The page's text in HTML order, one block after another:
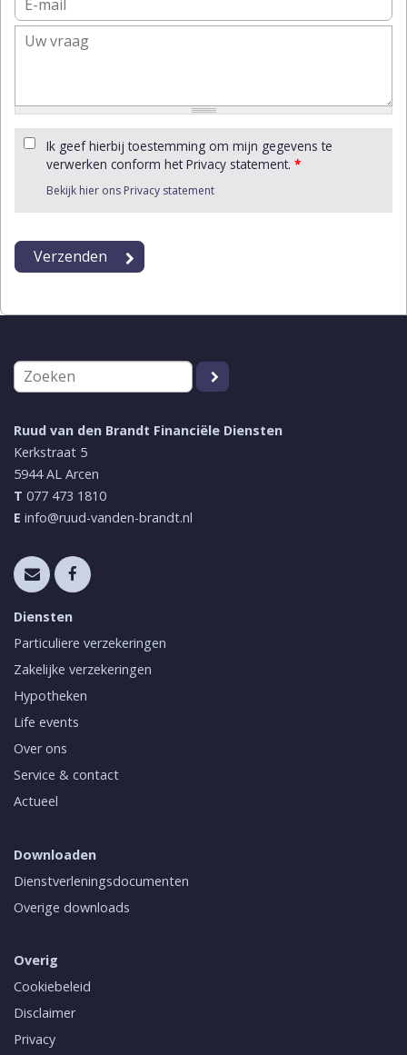
Ik geef hierbij toestemming om mijn gegevens te
verwerken conform het Privacy statement. *
Bekijk hier ons Privacy statement
Ruud van den Brandt Financiële Diensten
Kerkstraat 5
5944 AL Arcen
T 077 473 1810
E info@ruud-vanden-brandt.nl
Diensten
Particuliere verzekeringen
Zakelijke verzekeringen
Hypotheken
Life events
Over ons
Service & contact
Actueel
Downloaden
Dienstverleningsdocumenten
Overige downloads
Overig
Cookiebeleid
Disclaimer
Privacy